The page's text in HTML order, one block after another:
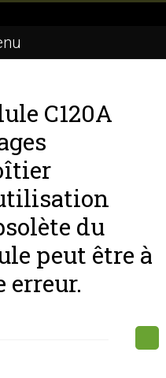
C120A
du
peut être à
erreur.